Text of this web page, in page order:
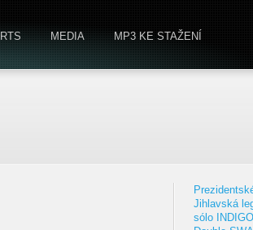
MEDIA MP3 KE STAŽENÍ
Jihlavská
sólo